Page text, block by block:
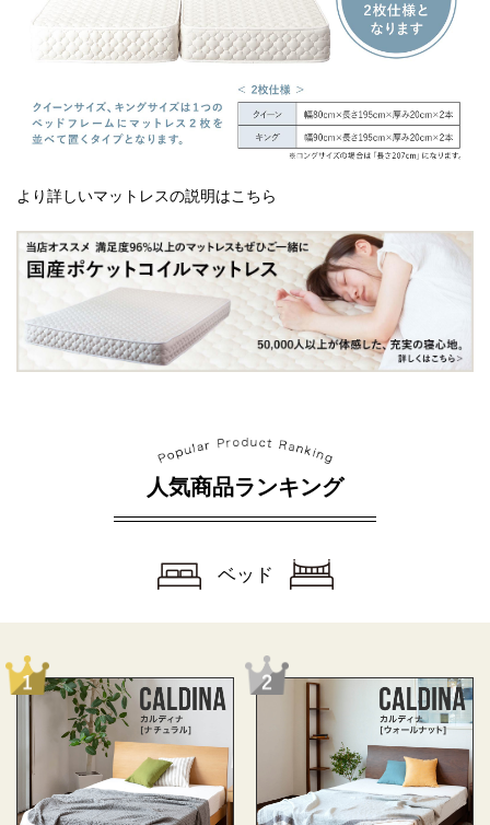
より詳しいマットレスの説明はこちら
人気商品ランキング
ベッド